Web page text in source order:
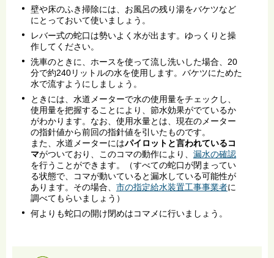
壁や床のふき掃除には、お風呂の残り湯をバケツなど
にとっておいて使いましょう。
レバー式の蛇口は勢いよく水が出ます。ゆっくりと操
作してください。
洗車のときに、ホースを使って流し洗いした場合、20
分で約240リットルの水を使用します。バケツにためた
水で流すようにしましょう。
ときには、水道メーターで水の使用量をチェックし、
使用量を把握することにより、節水効果がでているか
がわかります。なお、使用水量とは、現在のメーター
の指針値から前回の指針値を引いたものです。
また、水道メーターにはパイロットと言われているコ
マがついており、このコマの動作により、 漏水の確認
を行うことができます。（すべての蛇口が閉まってい
る状態で、コマが動いていると漏水している可能性が
あります。その場合、 市の指定給水装置工事事業者に
調べてもらいましょう）
何よりも蛇口の開け閉めはコマメに行いましょう。